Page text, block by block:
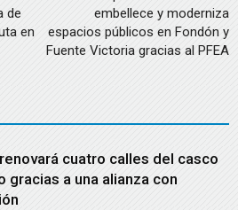
de
en
embellece y moderniza
espacios públicos en Fondón y
Fuente Victoria gracias al PFEA
cuatro calles del casco
gracias a una alianza con